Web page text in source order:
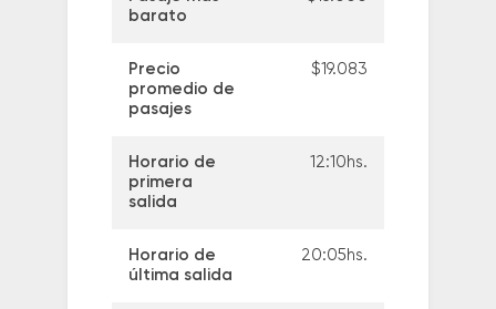
barato
Precio
promedio de
pasajes
$19.083
Horario de
primera
salida
12:10hs.
Horario de
última salida
20:05hs.